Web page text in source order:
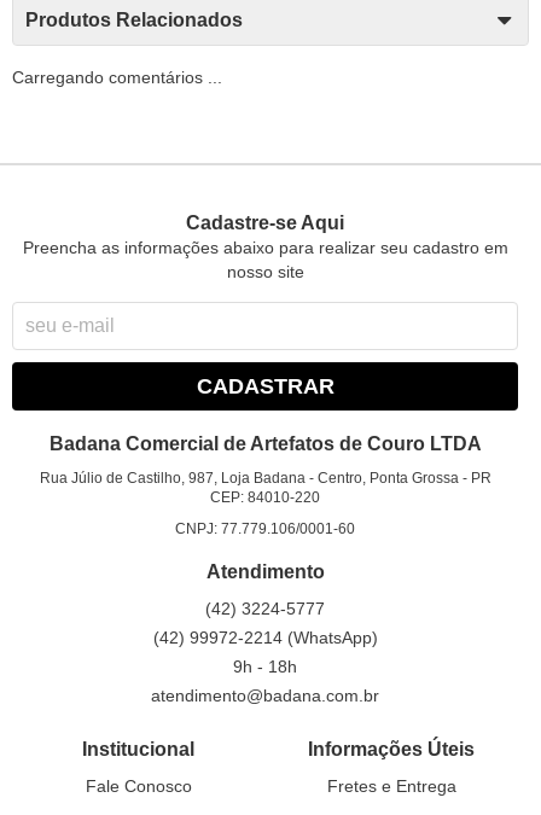
Produtos Relacionados
Carregando comentários ...
Cadastre-se Aqui
Preencha as informações abaixo para realizar seu cadastro em
nosso site
CADASTRAR
Badana Comercial de Artefatos de Couro LTDA
Rua Júlio de Castilho, 987, Loja Badana - Centro, Ponta Grossa - PR
CEP: 84010-220
CNPJ: 77.779.106/0001-60
Atendimento
(42) 3224-5777
(42) 99972-2214 (WhatsApp)
9h - 18h
atendimento@badana.com.br
Institucional
Fale Conosco
Informações Úteis
Fretes e Entrega